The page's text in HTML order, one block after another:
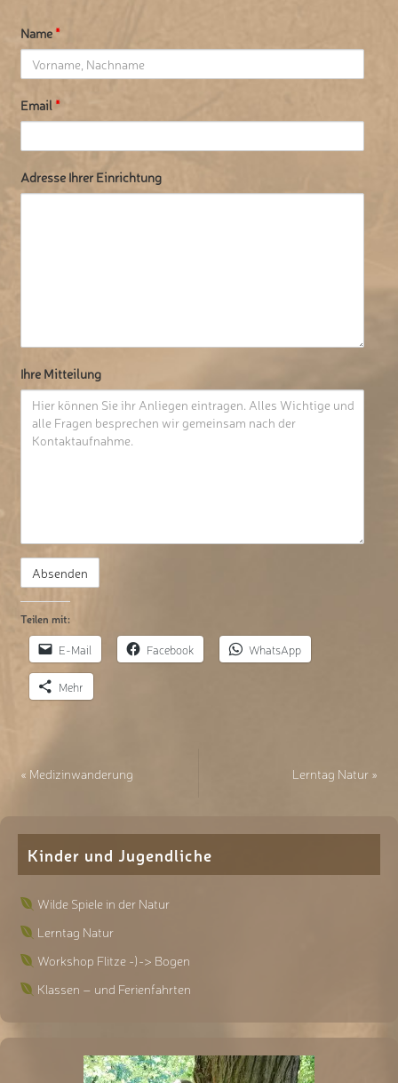
Name *
Email *
Adresse Ihrer Einrichtung
Ihre Mitteilung
Teilen mit:
E-Mail Facebook WhatsApp
Mehr
« Medizinwanderung Lerntag Natur »
Kinder und Jugendliche
Wilde Spiele in der Natur
Lerntag Natur
Workshop Flitze -)-> Bogen
Klassen – und Ferienfahrten